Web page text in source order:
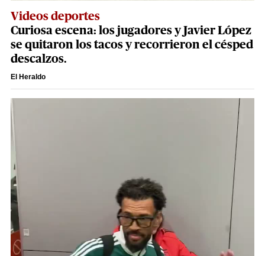
Videos deportes
Curiosa escena: los jugadores y Javier López
se quitaron los tacos y recorrieron el césped
descalzos.
El Heraldo